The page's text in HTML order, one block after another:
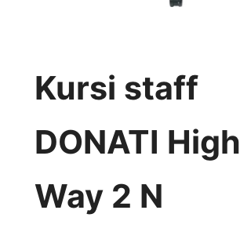
Kursi staff
DONATI High
Way 2 N